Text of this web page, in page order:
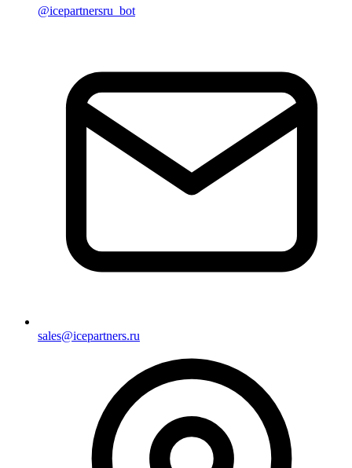
@icepartnersru_bot
sales@icepartners.ru